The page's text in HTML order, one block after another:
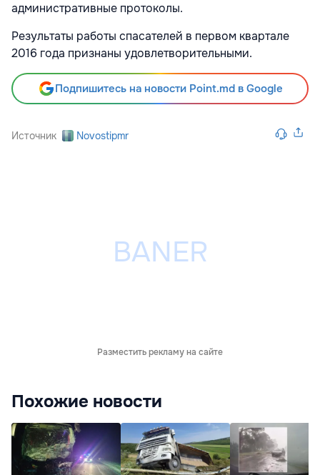
административные протоколы.
Результаты работы спасателей в первом квартале
2016 года признаны удовлетворительными.
Подпишитесь на новости Point.md в Google
Источник Novostipmr
Разместить рекламу на сайте
Похожие новости